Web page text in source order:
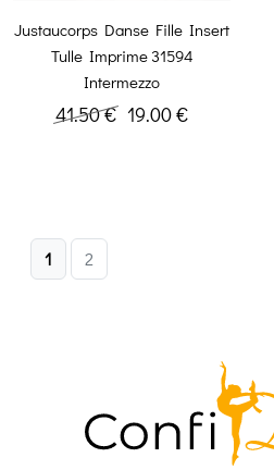
Justaucorps Danse Fille Insert
Tulle Imprime 31594
Intermezzo
41.50 € 19.00 €
1 2